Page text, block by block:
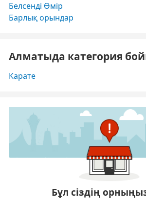
Белсенді Өмір
Барлық орындар
Алматыда категория
Карате
Бұл сіздің